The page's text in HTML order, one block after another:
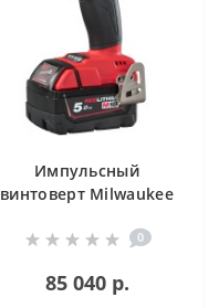
Импульсный
винтоверт Milwaukee
FUEL FQID-502X
0
85 040 р.